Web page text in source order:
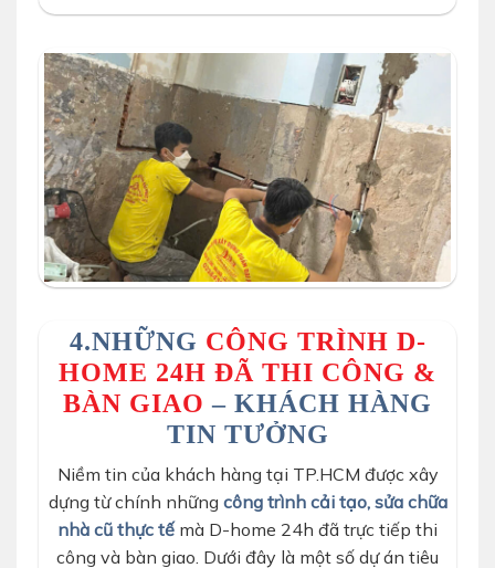
4.NHỮNG CÔNG TRÌNH D-
HOME 24H ĐÃ THI CÔNG &
BÀN GIAO – KHÁCH HÀNG
TIN TƯỞNG
Niềm tin của khách hàng tại TP.HCM được xây
dựng từ chính những công trình cải tạo, sửa chữa
nhà cũ thực tếmà D-home 24h đã trực tiếp thi
công và bàn giao. Dưới đây là một số dự án tiêu